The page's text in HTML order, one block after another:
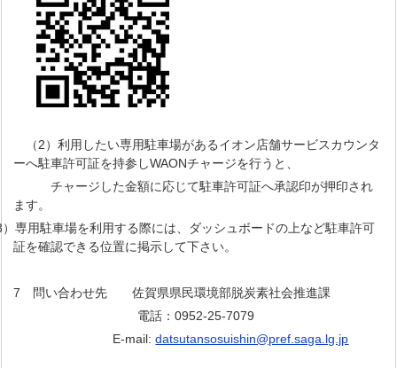
（2）利用したい専用駐車場があるイオン店舗サービスカウンタ
ーへ駐車許可証を持参しWAONチャージを行うと、
チャージした金額に応じて駐車許可証へ承認印が押印され
ます。
専用駐車場を利用する際には、ダッシュボードの上など駐車許可
証を確認できる位置に掲示して下さい。
7 問い合わせ先 佐賀県県民環境部脱炭素社会推進課
電話：0952-25-7079
E-mail:datsutansosuishin@pref.saga.lg.jp